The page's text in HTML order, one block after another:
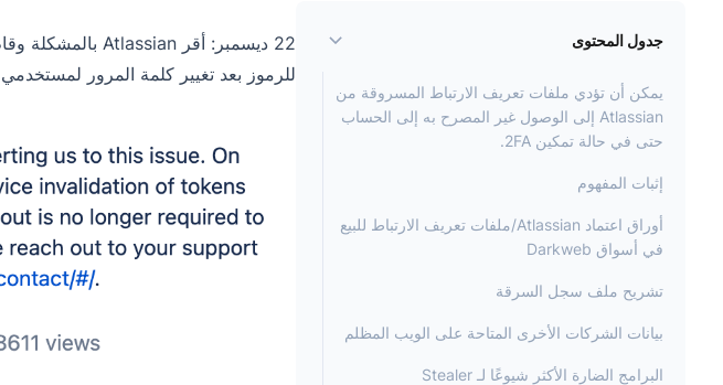
جدول المحتوى
يمكن أن تؤدي ملفات تعريف الارتباط المسروقة من
Atlassian إلى الوصول غير المصرح به إلى الحساب
حتى في حالة تمكين 2FA.
إثبات المفهوم
أوراق اعتماد Atlassian/ملفات تعريف الارتباط للبيع
في أسواق Darkweb
تشريح ملف سجل السرقة
بيانات الشركات الأخرى المتاحة على الويب المظلم
البرامج الضارة الأكثر شيوعًا لـ Stealer
للرموز بعد تغيير كلمة المرور